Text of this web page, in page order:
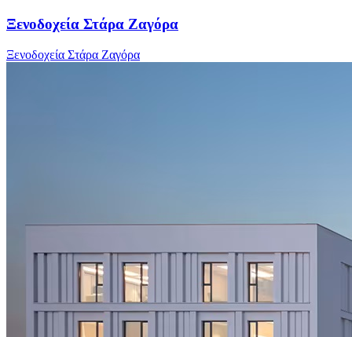
Ξενοδοχεία Στάρα Ζαγόρα
Ξενοδοχεία Στάρα Ζαγόρα